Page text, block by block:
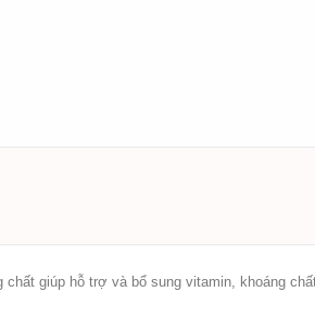
giúp hỗ trợ và bổ sung vitamin, khoáng